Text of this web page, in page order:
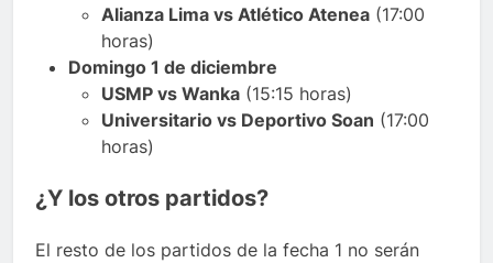
Alianza Lima vs Atlético Atenea (17:00
horas)
Domingo 1 de diciembre
USMP vs Wanka (15:15 horas)
Universitario vs Deportivo Soan (17:00
horas)
¿Y los otros partidos?
El resto de los partidos de la fecha 1 no serán